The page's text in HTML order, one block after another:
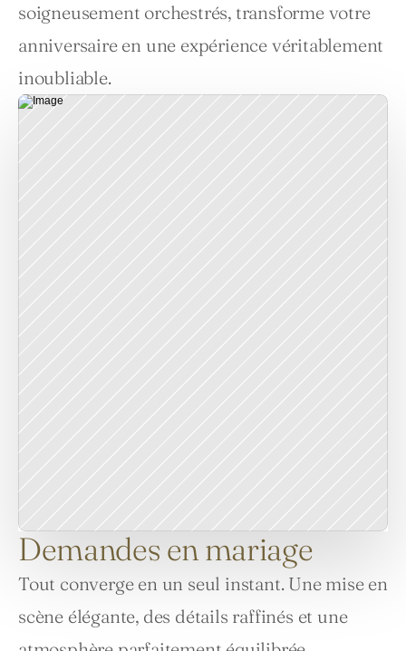
soigneusement orchestrés, transforme votre
anniversaire en une expérience véritablement
inoubliable.
Demandes en mariage
Tout converge en un seul instant. Une mise en
scène élégante, des détails raffinés et une